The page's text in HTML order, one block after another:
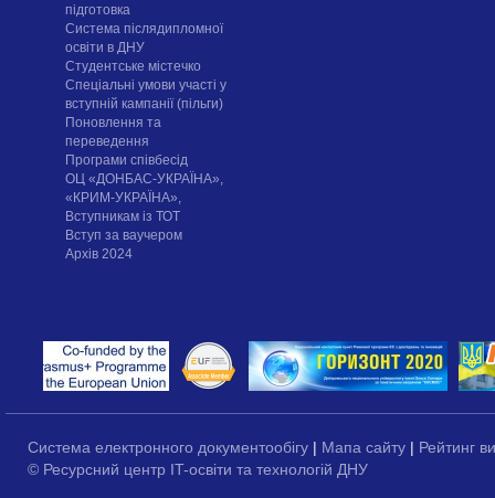
підготовка
Система післядипломної
освіти в ДНУ
Cтудентське містечко
Спеціальні умови участі у
вступній кампанії (пільги)
Поновлення та
переведення
Програми співбесід
ОЦ «ДОНБАС-УКРАЇНА»,
«КРИМ-УКРАЇНА»,
Вступникам із ТОТ
Вступ за ваучером
Архів 2024
Система електронного документообігу | Мапа сайту | Рейтинг
© Ресурсний центр IT-освіти та технологій ДНУ